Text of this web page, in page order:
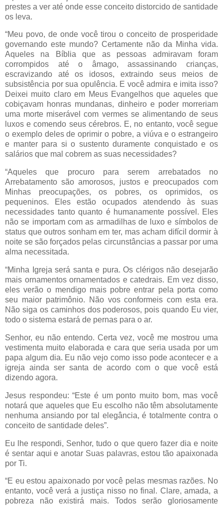
prestes a ver até onde esse conceito distorcido de santidade
os leva.
“Meu povo, de onde você tirou o conceito de prosperidade
governando este mundo? Certamente não da Minha vida.
Aqueles na Bíblia que as pessoas admiravam foram
corrompidos até o âmago, assassinando crianças,
escravizando até os idosos, extraindo seus meios de
subsistência por sua opulência. E você admira e imita isso?
Deixei muito claro em Meus Evangelhos que aqueles que
cobiçavam honras mundanas, dinheiro e poder morreriam
uma morte miserável com vermes se alimentando de seus
luxos e comendo seus cérebros. E, no entanto, você segue
o exemplo deles de oprimir o pobre, a viúva e o estrangeiro
e manter para si o sustento duramente conquistado e os
salários que mal cobrem as suas necessidades?
“Aqueles que procuro para serem arrebatados no
Arrebatamento são amorosos, justos e preocupados com
Minhas preocupações, os pobres, os oprimidos, os
pequeninos. Eles estão ocupados atendendo às suas
necessidades tanto quanto é humanamente possível. Eles
não se importam com as armadilhas de luxo e símbolos de
status que outros sonham em ter, mas acham difícil dormir à
noite se são forçados pelas circunstâncias a passar por uma
alma necessitada.
“Minha Igreja será santa e pura. Os clérigos não desejarão
mais ornamentos ornamentados e catedrais. Em vez disso,
eles verão o mendigo mais pobre entrar pela porta como
seu maior patrimônio. Não vos conformeis com esta era.
Não siga os caminhos dos poderosos, pois quando Eu vier,
todo o sistema estará de pernas para o ar.
Senhor, eu não entendo. Certa vez, você me mostrou uma
vestimenta muito elaborada e cara que seria usada por um
papa algum dia. Eu não vejo como isso pode acontecer e a
igreja ainda ser santa de acordo com o que você está
dizendo agora.
Jesus respondeu: “Este é um ponto muito bom, mas você
notará que aqueles que Eu escolho não têm absolutamente
nenhuma ansiando por tal elegância, é totalmente contra o
conceito de santidade deles”.
Eu lhe respondi, Senhor, tudo o que quero fazer dia e noite
é sentar aqui e anotar Suas palavras, estou tão apaixonada
por Ti.
“E eu estou apaixonado por você pelas mesmas razões. No
entanto, você verá a justiça nisso no final. Clare, amada, a
pobreza não existirá mais. Todos serão gloriosamente